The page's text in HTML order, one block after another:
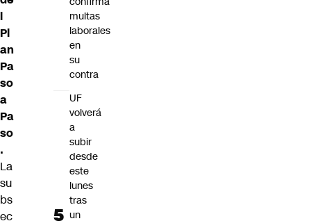
l
Pl
an
Pa
so
a
Pa
so
.
La
su
bs
ec
multas
laborales
en
su
contra
UF
volverá
a
subir
desde
este
lunes
tras
un